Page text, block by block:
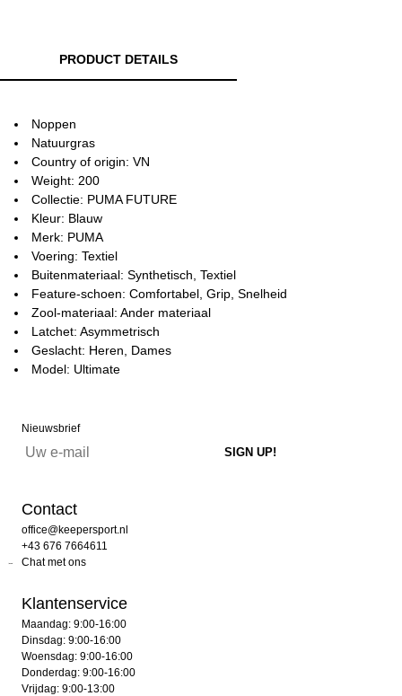
PRODUCT DETAILS
Noppen
Natuurgras
Country of origin: VN
Weight: 200
Collectie: PUMA FUTURE
Kleur: Blauw
Merk: PUMA
Voering: Textiel
Buitenmateriaal: Synthetisch, Textiel
Feature-schoen: Comfortabel, Grip, Snelheid
Zool-materiaal: Ander materiaal
Latchet: Asymmetrisch
Geslacht: Heren, Dames
Model: Ultimate
Nieuwsbrief
Contact
office@keepersport.nl
+43 676 7664611
Chat met ons
Klantenservice
Maandag: 9:00-16:00
Dinsdag: 9:00-16:00
Woensdag: 9:00-16:00
Donderdag: 9:00-16:00
Vrijdag: 9:00-13:00